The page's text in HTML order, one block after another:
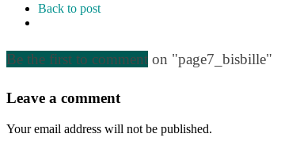
Back to post
Be the first to comment on "page7_bisbille"
Leave a comment
Your email address will not be published.